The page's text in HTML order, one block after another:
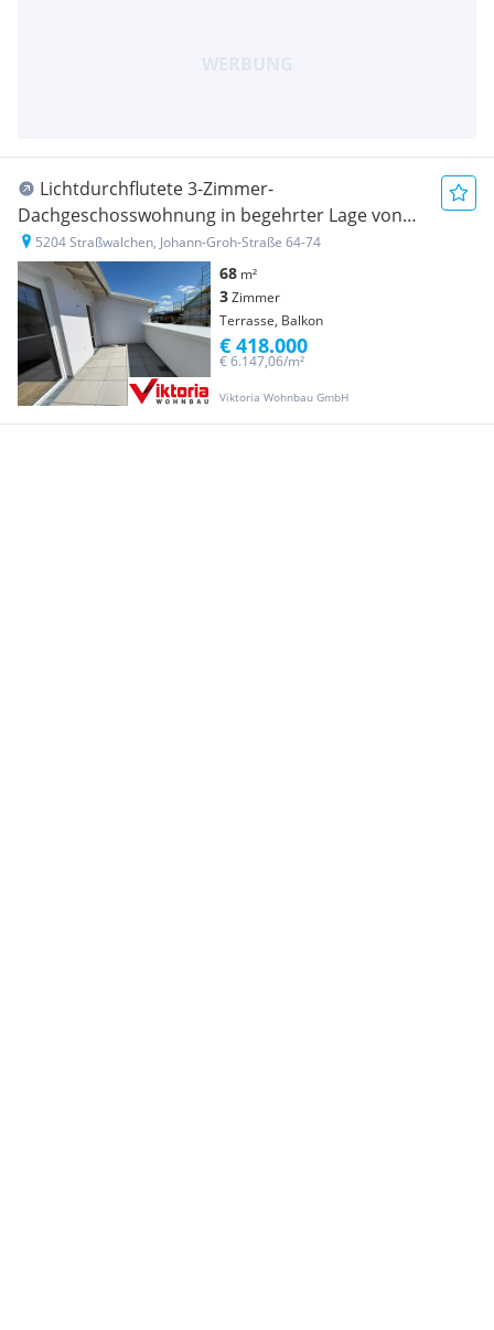
Lichtdurchflutete 3-Zimmer-
Dachgeschosswohnung in begehrter Lage von
Straßwalchen!
5204 Straßwalchen, Johann-Groh-Straße 64-74
68 m²
3Zimmer
Terrasse, Balkon
Viktoria Wohnbau GmbH
€ 6.147,06/m²
€ 418.000